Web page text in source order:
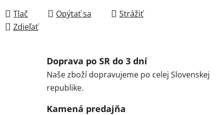
Tlač Opýtať sa
Strážiť
Zdieľať
Doprava po SR do 3 dní
Naše zboží dopravujeme po celej Slovenskej
republike.
Kamená predajňa